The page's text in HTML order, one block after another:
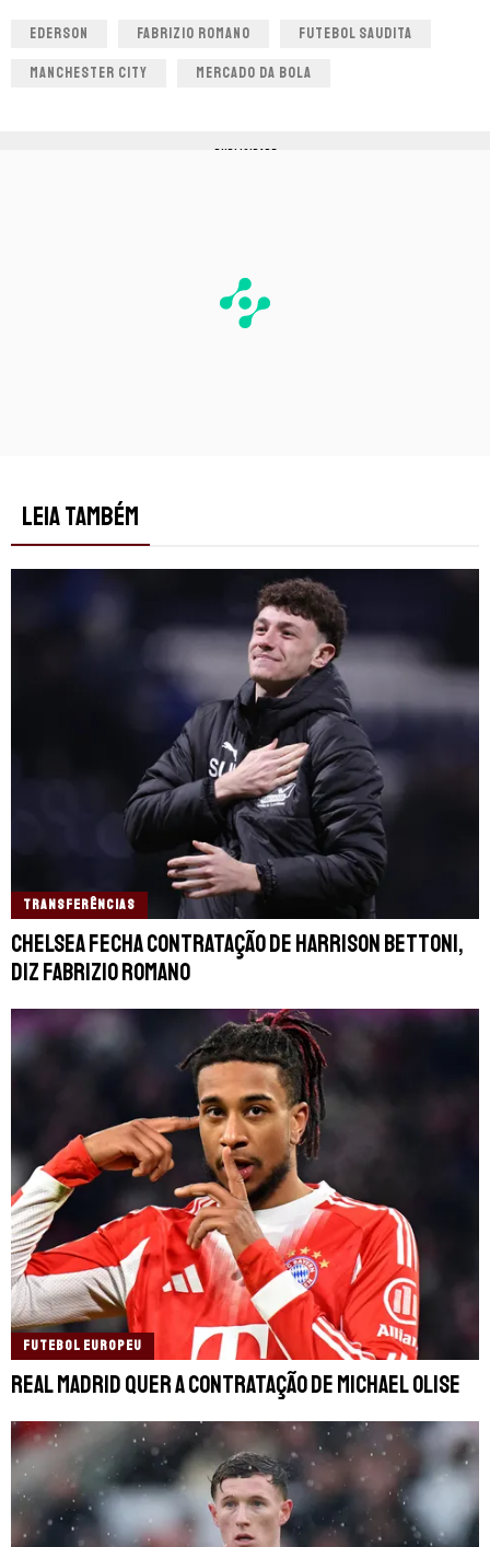
EDERSON FABRIZIO ROMANO FUTEBOL SAUDITA
MANCHESTER CITY MERCADO DA BOLA
PUBLICIDADE
LEIA TAMBÉM
TRANSFERÊNCIAS
Chelsea fecha contratação de Harrison Bettoni,
diz Fabrizio Romano
FUTEBOL EUROPEU
Real Madrid quer a contratação de Michael Olise